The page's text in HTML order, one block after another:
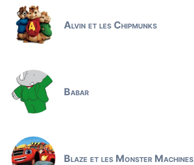
Alvin et les Chipmunks
Babar
Blaze et les Monster Machines